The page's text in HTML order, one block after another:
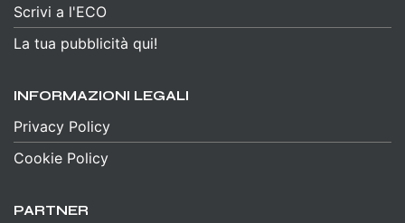
Scrivi a l'ECO
La tua pubblicità qui!
INFORMAZIONI LEGALI
Privacy Policy
Cookie Policy
PARTNER